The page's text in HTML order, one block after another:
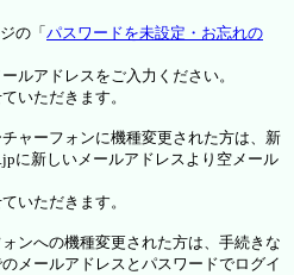
の「 パスワードを未設定・お忘れの
ルアドレスをご入力ください。
いただきます。
ャーフォンに機種変更された方は、新
に新しいメールアドレスより空メール
いただきます。
ンへの機種変更された方は、手続きな
メールアドレスとパスワードでログイ